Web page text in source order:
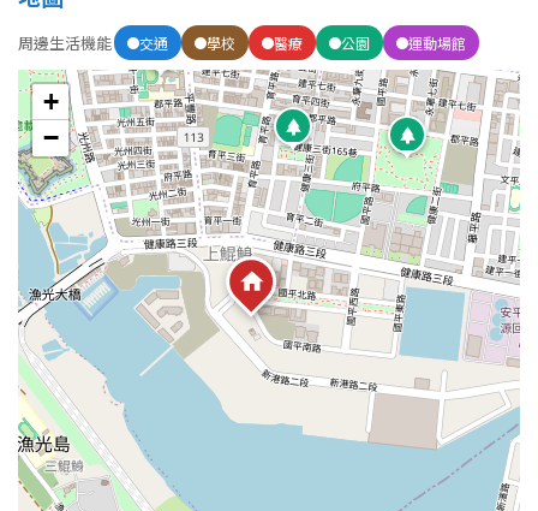
格局
不拘
1房
2房 3房
4房 5房以上
屋齡
不拘
5-10 年 10-20 年
20-30 年
周邊生活機能 交通 學校 醫療 公園 運動場館
+
−